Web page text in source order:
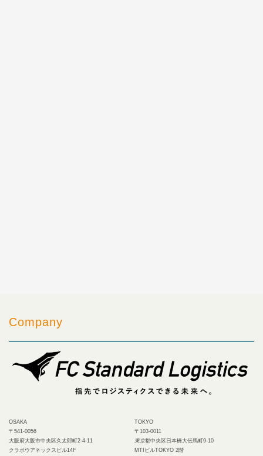
Company
OSAKA
〒541-0056
大阪府大阪市中央区久太郎町2-4-11
クラボウアネックスビル14F
TOKYO
〒103-0011
東京都中央区日本橋大伝馬町9-10
MTIビルTOKYO 2階